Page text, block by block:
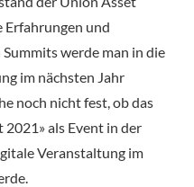
Erfahrungen und
werde man in die
im nächsten Jahr
noch nicht fest, ob das
als Event in der
Veranstaltung im